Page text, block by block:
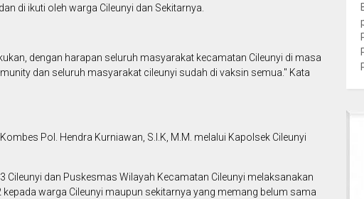
di ikuti oleh warga Cileunyi dan Sekitarnya.
dengan harapan seluruh masyarakat kecamatan Cileunyi di masa
dan seluruh masyarakat cileunyi sudah di vaksin semua." Kata
Pol. Hendra Kurniawan, S.I.K, M.M. melalui Kapolsek Cileunyi
Cileunyi dan Puskesmas Wilayah Kecamatan Cileunyi melaksanakan
warga Cileunyi maupun sekitarnya yang memang belum sama